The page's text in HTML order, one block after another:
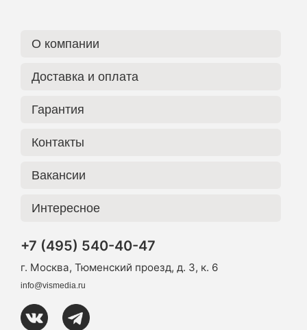
О компании
Доставка и оплата
Гарантия
Контакты
Вакансии
Интересное
+7 (495) 540-40-47
г. Москва, Тюменский проезд, д. 3, к. 6
info@vismedia.ru